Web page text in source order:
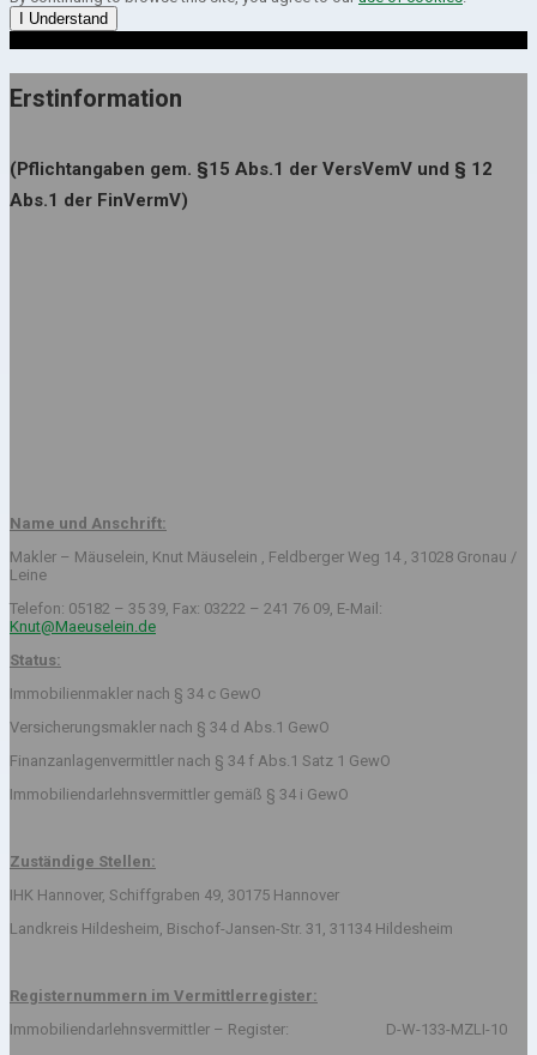
I Understand
Erstinformation
(Pflichtangaben gem. §15 Abs.1 der VersVemV und § 12
Abs.1 der FinVermV)
Name und Anschrift:
Makler – Mäuselein, Knut Mäuselein , Feldberger Weg 14 , 31028 Gronau /
Leine
Telefon: 05182 – 35 39, Fax: 03222 – 241 76 09, E-Mail:
Knut@Maeuselein.de
Status:
Immobilienmakler nach § 34 c GewO
Versicherungsmakler nach § 34 d Abs.1 GewO
Finanzanlagenvermittler nach § 34 f Abs.1 Satz 1 GewO
Immobiliendarlehnsvermittler gemäß § 34 i GewO
Zuständige Stellen:
IHK Hannover, Schiffgraben 49, 30175 Hannover
Landkreis Hildesheim, Bischof-Jansen-Str. 31, 31134 Hildesheim
Registernummern im Vermittlerregister:
Immobiliendarlehnsvermittler – Register: D-W-133-MZLI-10